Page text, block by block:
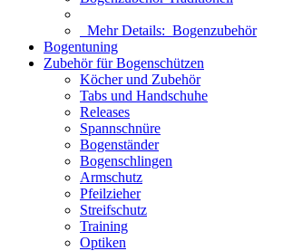
Mehr Details: Bogenzubehör
Bogentuning
Zubehör für Bogenschützen
Köcher und Zubehör
Tabs und Handschuhe
Releases
Spannschnüre
Bogenständer
Bogenschlingen
Armschutz
Pfeilzieher
Streifschutz
Training
Optiken